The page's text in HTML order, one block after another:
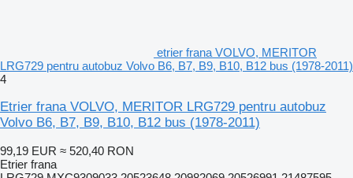
etrier frana VOLVO, MERITOR
LRG729 pentru autobuz Volvo B6, B7, B9, B10, B12 bus (1978-2011)
4
Etrier frana VOLVO, MERITOR LRG729 pentru autobuz
Volvo B6, B7, B9, B10, B12 bus (1978-2011)
99,19 EUR ≈ 520,40 RON
Etrier frana